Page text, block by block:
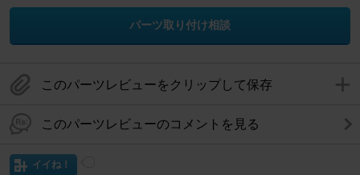
パーツ取り付け相談
このパーツレビューをクリップして保存
このパーツレビューのコメントを見る
イイね！